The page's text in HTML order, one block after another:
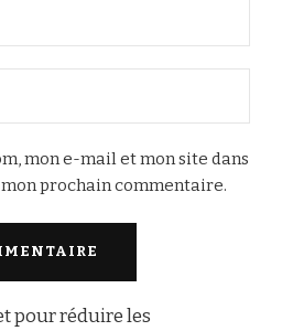
mon e-mail et mon site dans
prochain commentaire.
pour réduire les